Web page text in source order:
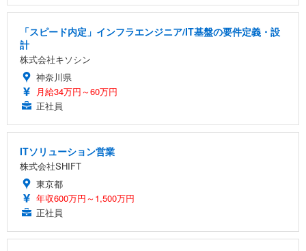
「スピード内定」インフラエンジニア/IT基盤の要件定義・設
計
株式会社キソシン
神奈川県
月給34万円～60万円
正社員
ITソリューション営業
株式会社SHIFT
東京都
年収600万円～1,500万円
正社員